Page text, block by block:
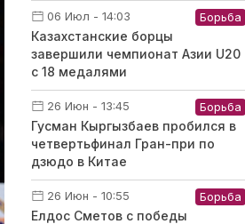
06 Июл - 14:03 Борьба
Казахстанские борцы
завершили чемпионат Азии U20
с 18 медалями
26 Июн - 13:45 Борьба
Гусман Кыргызбаев пробился в
четвертьфинал Гран-при по
дзюдо в Китае
26 Июн - 10:55 Борьба
Елдос Сметов с победы